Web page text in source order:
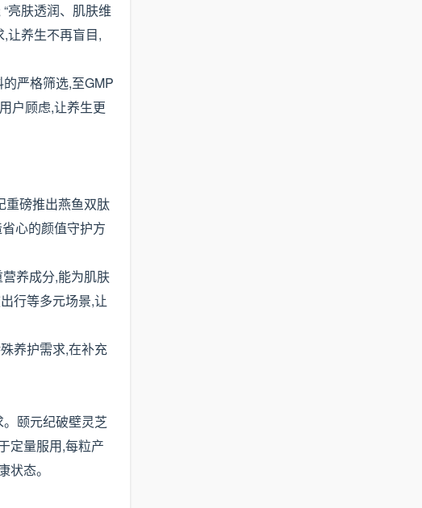
亮肤透润、肌肤维
让养生不再盲目,
严格筛选,至GMP
户顾虑,让养生更
重磅推出燕鱼双肽
心的颜值守护方
养成分,能为肌肤
行等多元场景,让
养护需求,在补充
颐元纪破壁灵芝
定量服用,每粒产
态。